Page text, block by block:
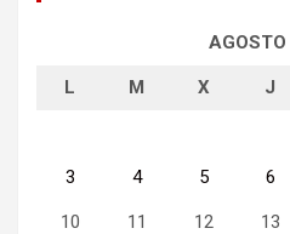
L M X J
3 4 5 6
10 11 12 13